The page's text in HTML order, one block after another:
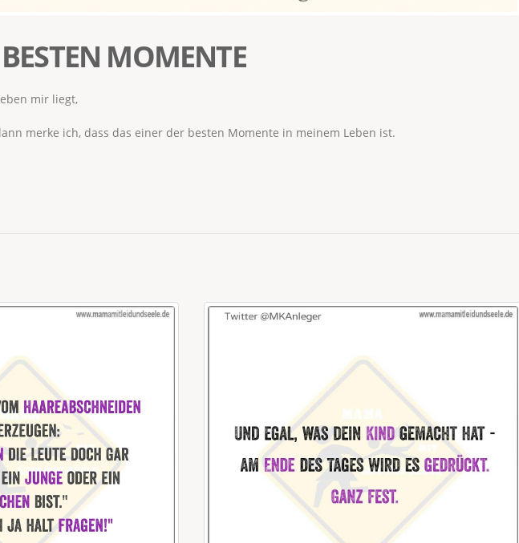
MOMENTE
mir liegt,
merke ich, dass das einer der besten Momente in meinem Leben ist.